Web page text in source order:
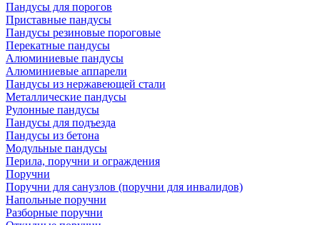
Пандусы для порогов
Приставные пандусы
Пандусы резиновые пороговые
Перекатные пандусы
Алюминиевые пандусы
Алюминиевые аппарели
Пандусы из нержавеющей стали
Металлические пандусы
Рулонные пандусы
Пандусы для подъезда
Пандусы из бетона
Модульные пандусы
Перила, поручни и ограждения
Поручни
Поручни для санузлов (поручни для инвалидов)
Напольные поручни
Разборные поручни